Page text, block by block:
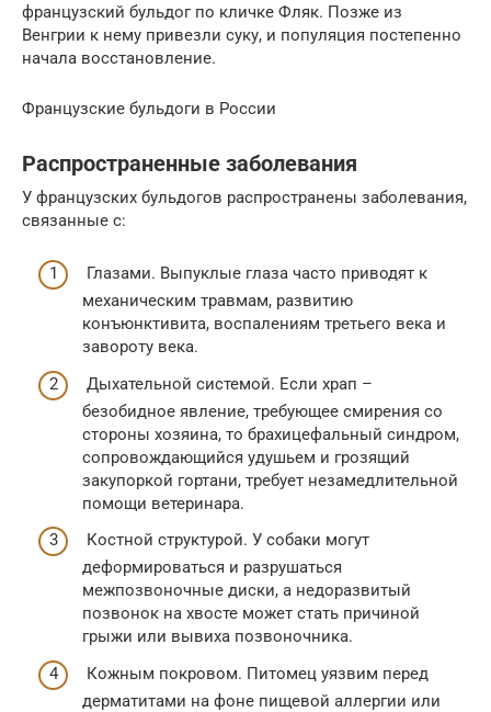
французский бульдог по кличке Фляк. Позже из
Венгрии к нему привезли суку, и популяция постепенно
начала восстановление.
Французские бульдоги в России
Распространенные заболевания
У французских бульдогов распространены заболевания,
связанные с:
Глазами. Выпуклые глаза часто приводят к
механическим травмам, развитию
конъюнктивита, воспалениям третьего века и
завороту века.
Дыхательной системой. Если храп –
безобидное явление, требующее смирения со
стороны хозяина, то брахицефальный синдром,
сопровождающийся удушьем и грозящий
закупоркой гортани, требует незамедлительной
помощи ветеринара.
Костной структурой. У собаки могут
деформироваться и разрушаться
межпозвоночные диски, а недоразвитый
позвонок на хвосте может стать причиной
грыжи или вывиха позвоночника.
Кожным покровом. Питомец уязвим перед
дерматитами на фоне пищевой аллергии или